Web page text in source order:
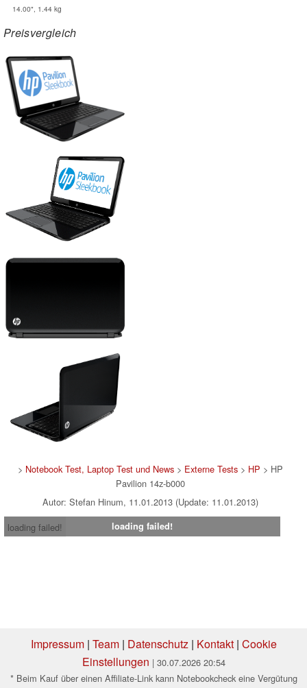
14.00", 1.44 kg
Preisvergleich
> Notebook Test, Laptop Test und News> Externe Tests> HP > HP
Pavilion 14z-b000
Autor: Stefan Hinum, 11.01.2013 (Update: 11.01.2013)
loading failed!
loading failed!
Impressum| Team| Datenschutz| Kontakt| Cookie
Einstellungen | 30.07.2026 20:54
* Beim Kauf über einen Affiliate-Link kann Notebookcheck eine Vergütung